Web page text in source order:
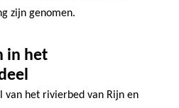
zijn genomen.
in het
van het rivierbed van Rijn en